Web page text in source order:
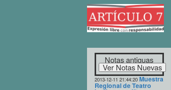
Notas antiguas
2013-12-11 21:44:20 Muestra
Regional de Teatro